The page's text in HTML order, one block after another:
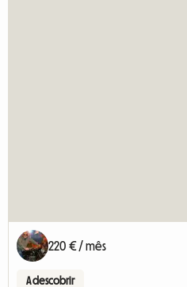
220 € / mês
A descobrir